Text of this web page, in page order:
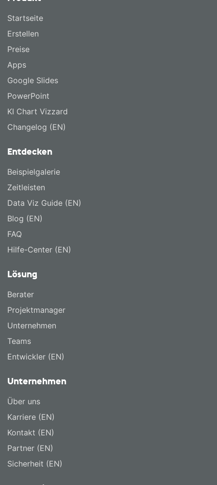
Startseite
Erstellen
Preise
Apps
Google Slides
PowerPoint
KI Chart Vizzard
Changelog (EN)
Entdecken
Beispielgalerie
Zeitleisten
Data Viz Guide (EN)
Blog (EN)
FAQ
Hilfe-Center (EN)
Lösung
Berater
Projektmanager
Unternehmen
Teams
Entwickler (EN)
Unternehmen
Über uns
Karriere (EN)
Kontakt (EN)
Partner (EN)
Sicherheit (EN)